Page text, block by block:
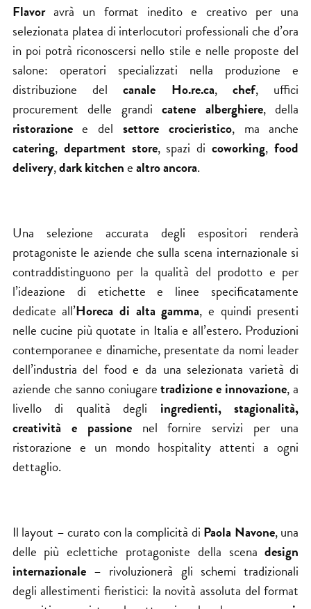
Flavoravrà un format inedito e creativo per una
selezionata platea di interlocutori professionali che d’ora
in poi potrà riconoscersi nello stile e nelle proposte del
salone: operatori specializzati nella produzione e
distribuzione delcanale Ho.re.ca,chef, uffici
procurement delle grandicatene alberghiere, della
ristorazionee del settore crocieristico, ma anche
catering, department store, spazi dicoworking,food
delivery,dark kitchenealtro ancora.
Una selezione accurata degli espositori renderà
protagoniste le aziende che sulla scena internazionale si
contraddistinguono per la qualità del prodotto e per
l’ideazione di etichette e linee specificatamente
dedicate all’Horeca di alta gamma, e quindi presenti
nelle cucine più quotate in Italia e all’estero. Produzioni
contemporanee e dinamiche, presentate da nomi leader
dell’industria del food e da una selezionata varietà di
aziende che sanno coniugaretradizione e innovazione, a
livello di qualità degli ingredienti, stagionalità,
creatività e passionenel fornire servizi per una
ristorazione e un mondo hospitality attenti a ogni
dettaglio.
Il layout – curato con la complicità di Paola Navone, una
delle più eclettiche protagoniste della scenadesign
internazionale– rivoluzionerà gli schemi tradizionali
degli allestimenti fieristici: la novità assoluta del format